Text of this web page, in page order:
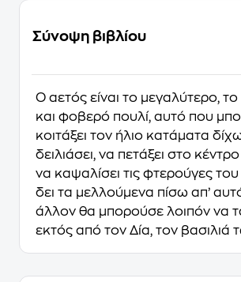
Σύνοψη βιβλίου
Ο αετός είναι το μεγαλύτερο,
και φοβερό πουλί, αυτό που
κοιτάξει τον ήλιο κατάματα
δειλιάσει, να πετάξει στο
να καψαλίσει τις φτερούγες
δει τα μελλούμενα πίσω απ’
άλλον θα μπορούσε λοιπόν να
εκτός από τον Δία, τον βασιλιά